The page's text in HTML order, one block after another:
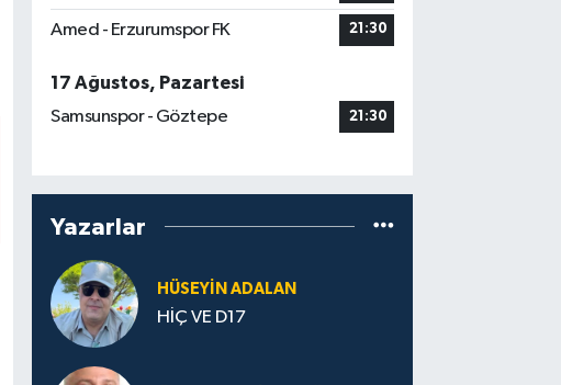
Amed - Erzurumspor FK 21:30
17 Ağustos, Pazartesi
Samsunspor - Göztepe
21:30
Yazarlar
HÜSEYIN ADALAN
HİÇ VE D17